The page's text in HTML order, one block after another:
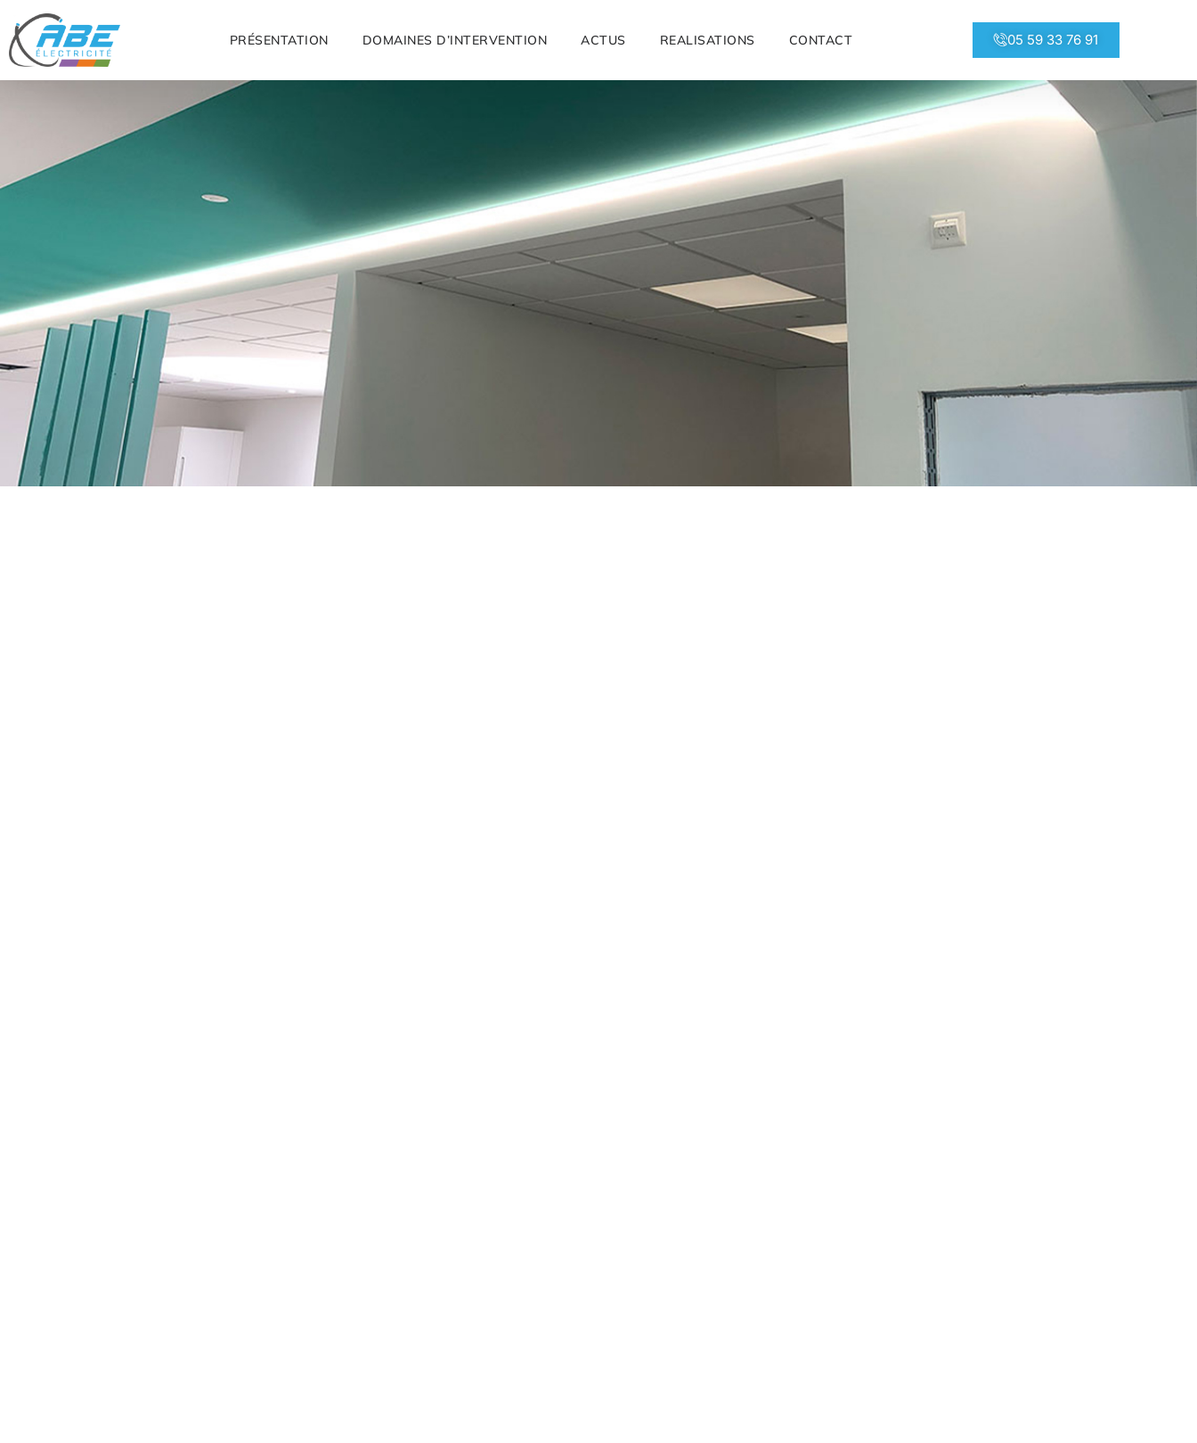
PRÉSENTATION DOMAINES D’INTERVENTION ACTUS REALISATIONS CONTACT 05 59 33 76 91